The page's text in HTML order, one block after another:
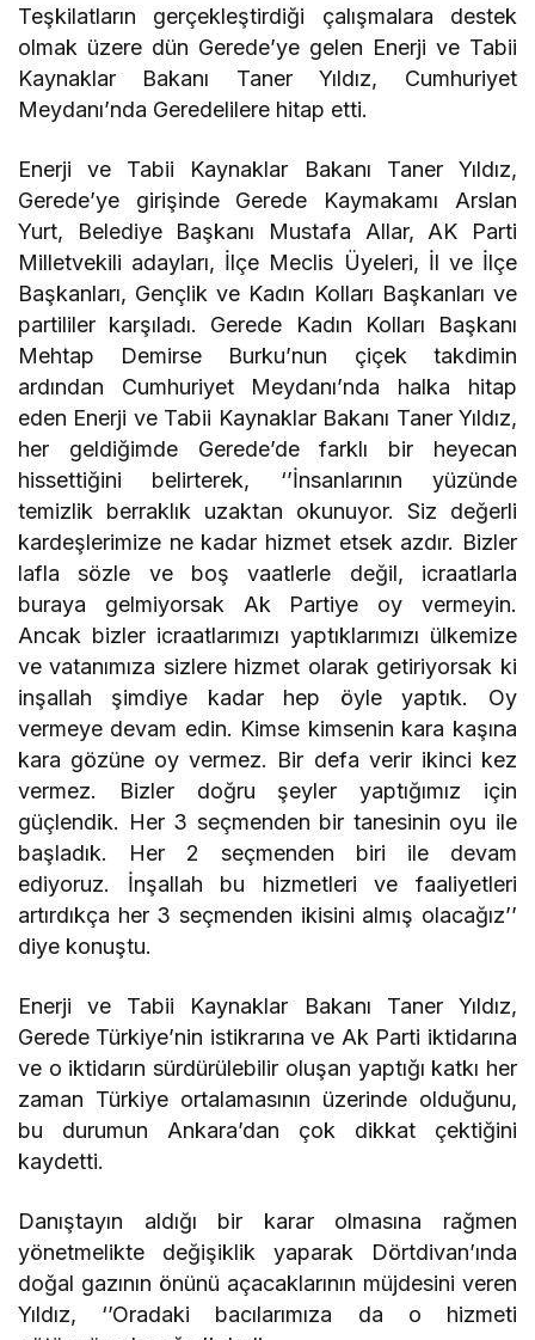
Teşkilatların gerçekleştirdiği çalışmalara destek
olmak üzere dün Gerede’ye gelen Enerji ve Tabii
Kaynaklar Bakanı Taner Yıldız, Cumhuriyet
Meydanı’nda Geredelilere hitap etti.
Enerji ve Tabii Kaynaklar Bakanı Taner Yıldız,
Gerede’ye girişinde Gerede Kaymakamı Arslan
Yurt, Belediye Başkanı Mustafa Allar, AK Parti
Milletvekili adayları, İlçe Meclis Üyeleri, İl ve İlçe
Başkanları, Gençlik ve Kadın Kolları Başkanları ve
partililer karşıladı. Gerede Kadın Kolları Başkanı
Mehtap Demirse Burku’nun çiçek takdimin
ardından Cumhuriyet Meydanı’nda halka hitap
eden Enerji ve Tabii Kaynaklar Bakanı Taner Yıldız,
her geldiğimde Gerede’de farklı bir heyecan
hissettiğini belirterek, ‘’İnsanlarının yüzünde
temizlik berraklık uzaktan okunuyor. Siz değerli
kardeşlerimize ne kadar hizmet etsek azdır. Bizler
lafla sözle ve boş vaatlerle değil, icraatlarla
buraya gelmiyorsak Ak Partiye oy vermeyin.
Ancak bizler icraatlarımızı yaptıklarımızı ülkemize
ve vatanımıza sizlere hizmet olarak getiriyorsak ki
inşallah şimdiye kadar hep öyle yaptık. Oy
vermeye devam edin. Kimse kimsenin kara kaşına
kara gözüne oy vermez. Bir defa verir ikinci kez
vermez. Bizler doğru şeyler yaptığımız için
güçlendik. Her 3 seçmenden bir tanesinin oyu ile
başladık. Her 2 seçmenden biri ile devam
ediyoruz. İnşallah bu hizmetleri ve faaliyetleri
artırdıkça her 3 seçmenden ikisini almış olacağız’’
diye konuştu.
Enerji ve Tabii Kaynaklar Bakanı Taner Yıldız,
Gerede Türkiye’nin istikrarına ve Ak Parti iktidarına
ve o iktidarın sürdürülebilir oluşan yaptığı katkı her
zaman Türkiye ortalamasının üzerinde olduğunu,
bu durumun Ankara’dan çok dikkat çektiğini
kaydetti.
Danıştayın aldığı bir karar olmasına rağmen
yönetmelikte değişiklik yaparak Dörtdivan’ında
doğal gazının önünü açacaklarının müjdesini veren
Yıldız, ‘’Oradaki bacılarımıza da o hizmeti